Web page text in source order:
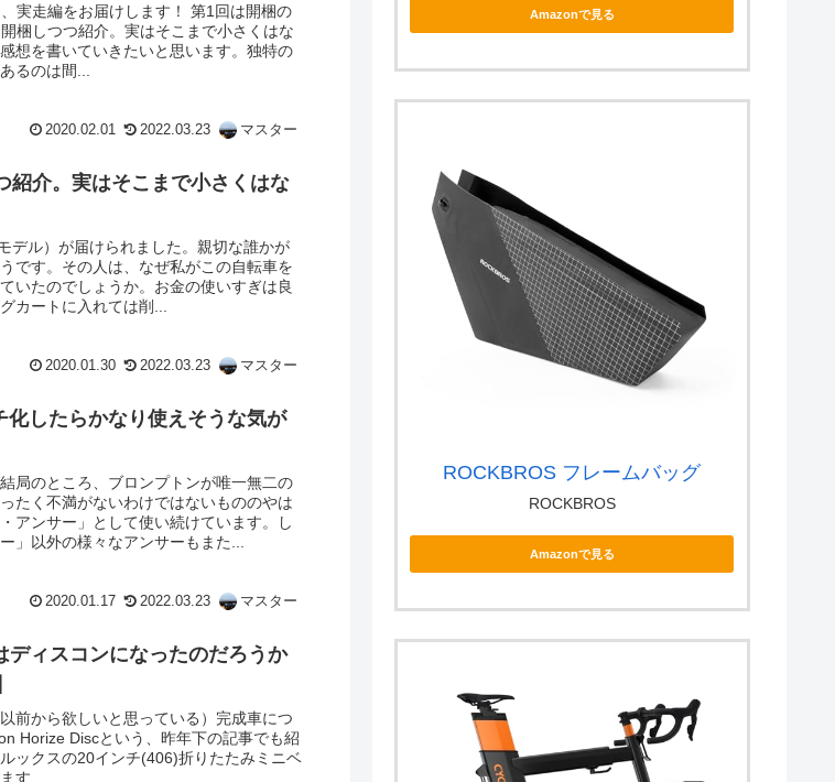
実走編をお届けします！ 第1回は開梱の
梱しつつ紹介。実はそこまで小さくはな
想を書いていきたいと思います。独特の
るのは間...
2020.02.01 2022.03.23 マスター
紹介。実はそこまで小さくはな
デル）が届けられました。親切な誰かが
です。その人は、なぜ私がこの自転車を
いたのでしょうか。お金の使いすぎは良
カートに入れては削...
2020.01.30 2022.03.23 マスター
したらかなり使えそうな気が
局のところ、ブロンプトンが唯一無二の
たく不満がないわけではないもののやは
アンサー」として使い続けています。し
」以外の様々なアンサーもまた...
2020.01.17 2022.03.23 マスター
ィスコンになったのだろうか
前から欲しいと思っている）完成車につ
Horize Discという、昨年下の記事でも紹
ックスの20インチ(406)折りたたみミニベ
す...
Amazonで見る
ROCKBROS フレームバッグ
ROCKBROS
Amazonで見る